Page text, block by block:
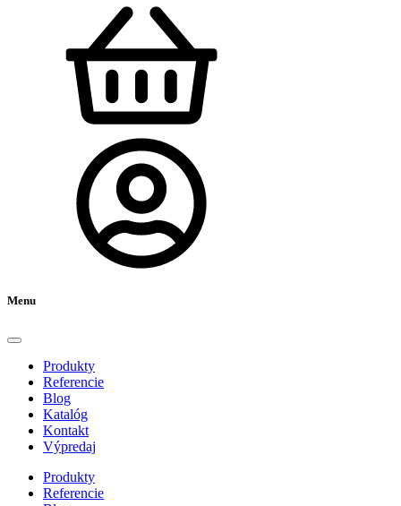
Menu
Produkty
Referencie
Blog
Katalóg
Kontakt
Výpredaj
Produkty
Referencie